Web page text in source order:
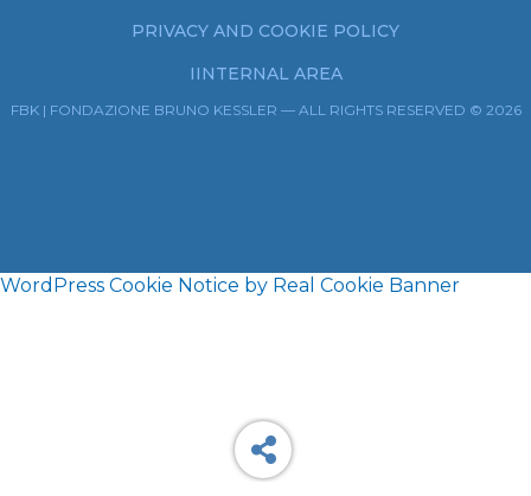
PRIVACY AND COOKIE POLICY
IINTERNAL AREA
FBK | FONDAZIONE BRUNO KESSLER — ALL RIGHTS RESERVED © 2026
WordPress Cookie Notice by Real Cookie Banner